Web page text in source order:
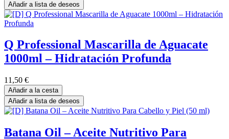
Añadir a lista de deseos
Q Professional Mascarilla de Aguacate
1000ml – Hidratación Profunda
11,50 €
Añadir a la cesta
Añadir a lista de deseos
Batana Oil – Aceite Nutritivo Para